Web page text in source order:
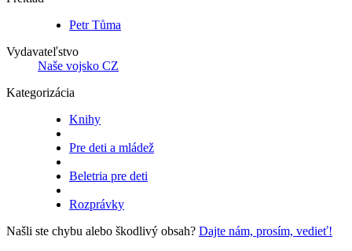
Petr Tůma
Vydavateľstvo
Naše vojsko CZ
Kategorizácia
Knihy
Pre deti a mládež
Beletria pre deti
Rozprávky
Našli ste chybu alebo škodlivý obsah? Dajte nám, prosím, vedieť!